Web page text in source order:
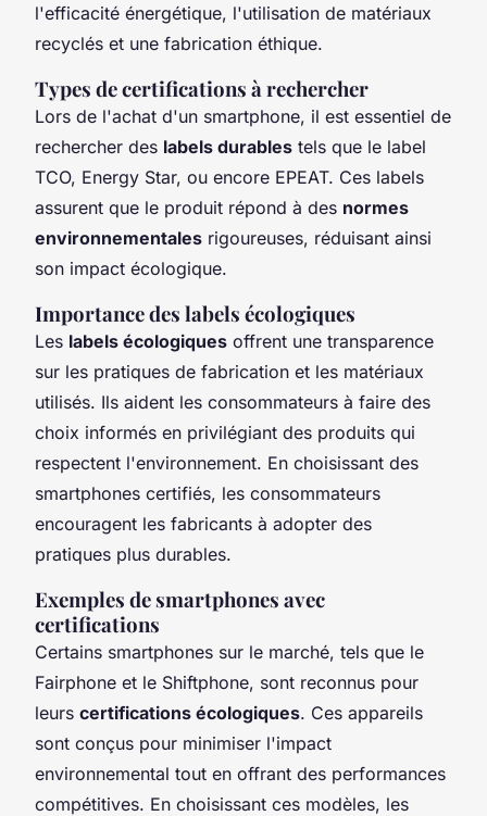
l'efficacité énergétique, l'utilisation de matériaux
recyclés et une fabrication éthique.
Types de certifications à rechercher
Lors de l'achat d'un smartphone, il est essentiel de
rechercher des labels durables tels que le label
TCO, Energy Star, ou encore EPEAT. Ces labels
assurent que le produit répond à des normes
environnementales rigoureuses, réduisant ainsi
son impact écologique.
Importance des labels écologiques
Les labels écologiques offrent une transparence
sur les pratiques de fabrication et les matériaux
utilisés. Ils aident les consommateurs à faire des
choix informés en privilégiant des produits qui
respectent l'environnement. En choisissant des
smartphones certifiés, les consommateurs
encouragent les fabricants à adopter des
pratiques plus durables.
Exemples de smartphones avec
certifications
Certains smartphones sur le marché, tels que le
Fairphone et le Shiftphone, sont reconnus pour
leurs certifications écologiques. Ces appareils
sont conçus pour minimiser l'impact
environnemental tout en offrant des performances
compétitives. En choisissant ces modèles, les